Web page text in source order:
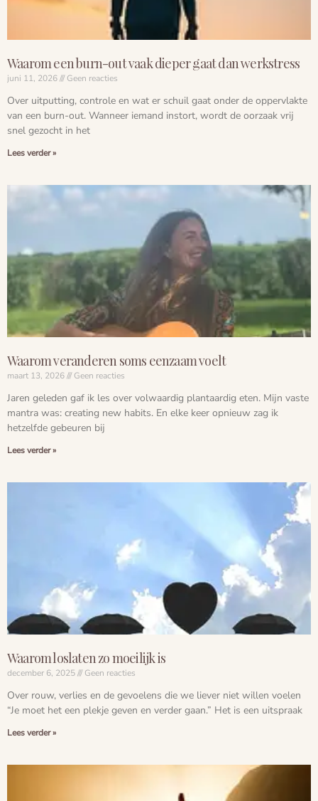
Waarom een burn-out vaak dieper gaat dan werkstress
juni 11, 2026 Geen reacties
Over uitputting, controle en wat er schuil gaat onder de oppervlakte
van een burn-out. Wanneer iemand instort, wordt de oorzaak vrij
snel gezocht in het
Lees verder »
Waarom veranderen soms eenzaam voelt
maart 13, 2026 Geen reacties
Jaren geleden gaf ik les over volwaardig plantaardig eten. Mijn vaste
mantra was: creating new habits. En elke keer opnieuw zag ik
hetzelfde gebeuren bij
Lees verder »
Waarom loslaten zo moeilijk is
december 6, 2025 Geen reacties
Over rouw, verlies en de gevoelens die we liever niet willen voelen
“Je moet het een plekje geven en verder gaan.” Het is een uitspraak
Lees verder »